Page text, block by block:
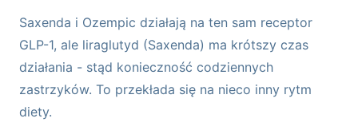
Saxenda i Ozempic działają na ten sam receptor
GLP-1, ale liraglutyd (Saxenda) ma krótszy czas
działania - stąd konieczność codziennych
zastrzyków. To przekłada się na nieco inny rytm
diety.